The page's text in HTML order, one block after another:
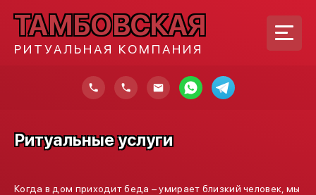
ТАМБОВСКАЯ
РИТУАЛЬНАЯ КОМПАНИЯ
Ритуальные услуги
Когда в дом приходит беда – умирает близкий человек, мы